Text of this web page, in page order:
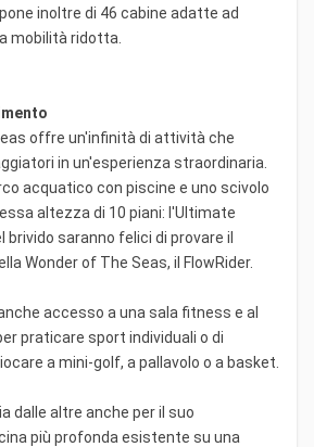
inoltre di 46 cabine adatte ad
mobilità ridotta.
offre un'infinità di attività che
in un'esperienza straordinaria.
acquatico con piscine e uno scivolo
altezza di 10 piani: l'Ultimate
brivido saranno felici di provare il
Wonder of The Seas, il FlowRider.
accesso a una sala fitness e al
praticare sport individuali o di
a mini-golf, a pallavolo o a basket.
dalle altre anche per il suo
più profonda esistente su una